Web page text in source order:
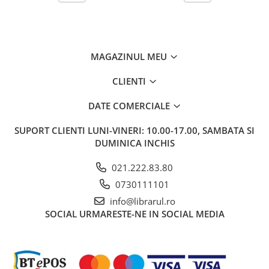
Carti de colorat pentru adulti
Casa, gradina
Istoria comunismului
MAGAZINUL MEU
CLIENTI
DATE COMERCIALE
SUPORT CLIENTI LUNI-VINERI: 10.00-17.00, SAMBATA SI
DUMINICA INCHIS
021.222.83.80
0730111101
info@librarul.ro
SOCIAL URMARESTE-NE IN SOCIAL MEDIA